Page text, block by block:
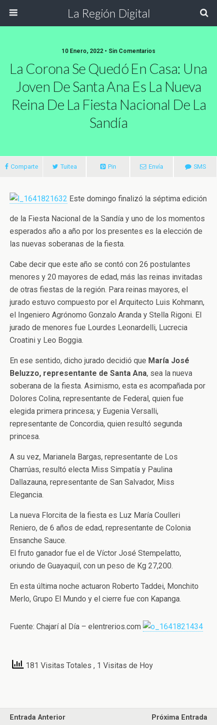
La Región Digital
10 Enero, 2022 • Sin Comentarios
La Corona Se Quedó En Casa: Una
Joven De Santa Ana Es La Nueva
Reina De La Fiesta Nacional De La
Sandía
Comparte Tuitea Pin Envía SMS
Este domingo finalizó la séptima edición
de la Fiesta Nacional de la Sandía y uno de los momentos
esperados año a año por los presentes es la elección de
las nuevas soberanas de la fiesta.
Cabe decir que este año se contó con 26 postulantes
menores y 20 mayores de edad, más las reinas invitadas
de otras fiestas de la región. Para reinas mayores, el
jurado estuvo compuesto por el Arquitecto Luis Kohmann,
el Ingeniero Agrónomo Gonzalo Aranda y Stella Rigoni. El
jurado de menores fue Lourdes Leonardelli, Lucrecia
Croatini y Leo Boggia.
En ese sentido, dicho jurado decidió que María José
Beluzzo, representante de Santa Ana, sea la nueva
soberana de la fiesta. Asimismo, esta es acompañada por
Dolores Colina, representante de Federal, quien fue
elegida primera princesa; y Eugenia Versalli,
representante de Concordia, quien resultó segunda
princesa.
A su vez, Marianela Bargas, representante de Los
Charrúas, resultó electa Miss Simpatía y Paulina
Dallazauna, representante de San Salvador, Miss
Elegancia.
La nueva Florcita de la fiesta es Luz María Coulleri
Reniero, de 6 años de edad, representante de Colonia
Ensanche Sauce.
El fruto ganador fue el de Víctor José Stempelatto,
oriundo de Guayaquil, con un peso de Kg 27,200.
En esta última noche actuaron Roberto Taddei, Monchito
Merlo, Grupo El Mundo y el cierre fue con Kapanga.
Fuente: Chajarí al Día – elentrerios.com
181 Visitas Totales , 1 Visitas de Hoy
Entrada Anterior
Próxima Entrada